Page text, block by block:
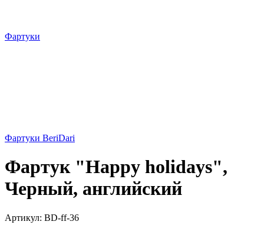
Фартуки
Фартуки BeriDari
Фартук "Happy holidays",
Черный, английский
Артикул: BD-ff-36